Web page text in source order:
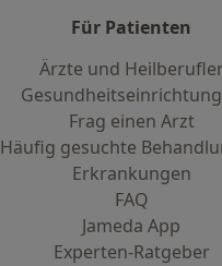
Für Patienten
Ärzte und Heilberufler
Frag einen Arzt
Häufig gesuchte
Erkrankungen
FAQ
Jameda App
Experten-Ratgeber